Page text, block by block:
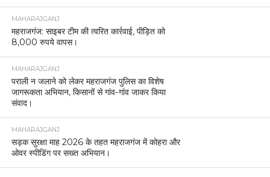
MAHARAJGANJ
महराजगंज: साइबर टीम की त्वरित कार्रवाई, पीड़ित को
8,000 रुपये वापस।
MAHARAJGANJ
पराली न जलाने को लेकर महराजगंज पुलिस का विशेष
जागरूकता अभियान, किसानों से गांव-गांव जाकर किया
संवाद।
MAHARAJGANJ
सड़क सुरक्षा माह 2026 के तहत महराजगंज में कोहरा और
ओवर स्पीडिंग पर सख्त अभियान।